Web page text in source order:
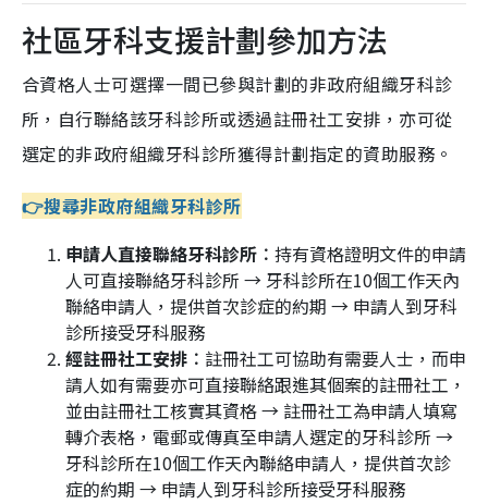
社區牙科支援計劃參加方法
合資格人士可選擇一間已參與計劃的非政府組織牙科診
所，自行聯絡該牙科診所或透過註冊社工安排，亦可從
選定的非政府組織牙科診所獲得計劃指定的資助服務。
👉搜尋非政府組織牙科診所
申請人直接聯絡牙科診所︰ 持有資格證明文件的申請
人可直接聯絡牙科診所 → 牙科診所在10個工作天內
聯絡申請人，提供首次診症的約期 → 申請人到牙科
診所接受牙科服務
經註冊社工安排︰ 註冊社工可協助有需要人士，而申
請人如有需要亦可直接聯絡跟進其個案的註冊社工，
並由註冊社工核實其資格 → 註冊社工為申請人填寫
轉介表格，電郵或傳真至申請人選定的牙科診所 →
牙科診所在10個工作天內聯絡申請人，提供首次診
症的約期 → 申請人到牙科診所接受牙科服務